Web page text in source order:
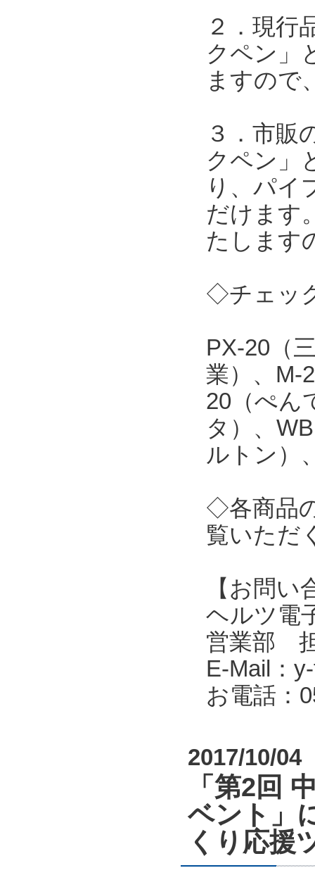
２．現行
クペン」
ますので
３．市販
クペン」
り、パイ
だけます
たします
◇チェッ
PX-20（
業）、M-
20（ぺん
タ）、
ルトン）
◇各商品
覧いただ
【お問い
ヘルツ電
営業部
E-Mail：
お電話：
2017/10/04
「第2回
ベント」
くり応援